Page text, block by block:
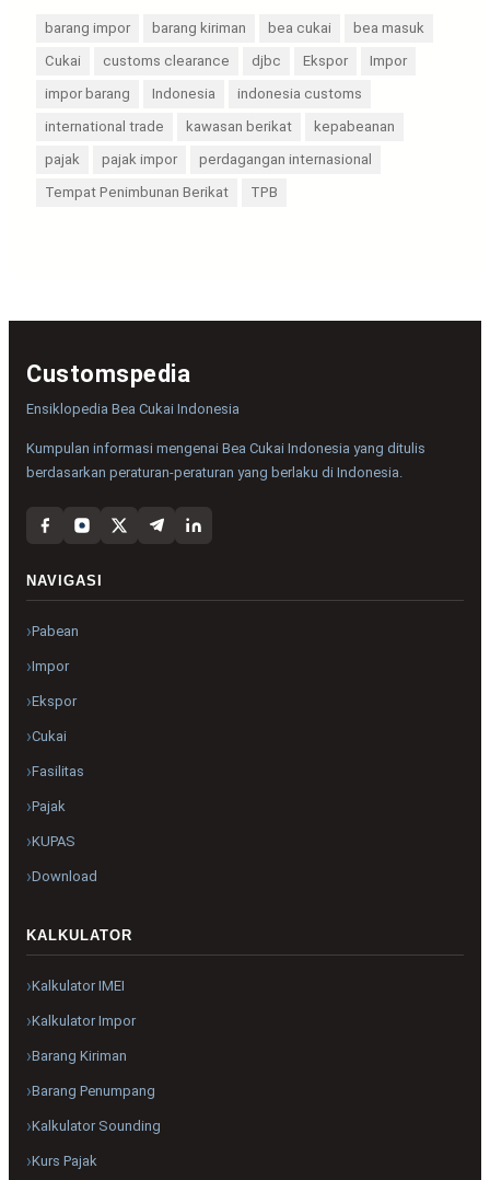
barang impor barang kiriman bea cukai
bea masuk
Cukai
customs clearance djbc Ekspor
Impor
impor barang
Indonesia
indonesia customs
international trade
kawasan berikat
kepabeanan
pajak
pajak impor
perdagangan internasional
Tempat Penimbunan Berikat
TPB
Customspedia
Ensiklopedia Bea Cukai Indonesia
Kumpulan informasi mengenai Bea Cukai Indonesia yang ditulis
berdasarkan peraturan-peraturan yang berlaku di Indonesia.
NAVIGASI
Pabean
Impor
Ekspor
Cukai
Fasilitas
Pajak
KUPAS
Download
KALKULATOR
Kalkulator IMEI
Kalkulator Impor
Barang Kiriman
Barang Penumpang
Kalkulator Sounding
Kurs Pajak